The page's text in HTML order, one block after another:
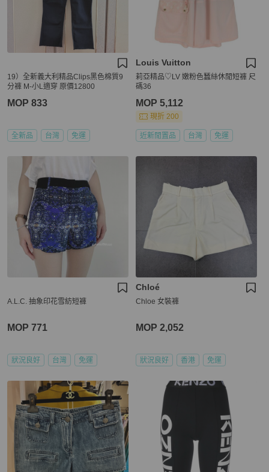
19）全新義大利精品Clips黑色棉質9
分褲 M-小L適穿 原價12800
MOP 833
全新品 台灣 免運
Louis Vuitton
莉亞精品♡LV 嫩粉色蠶絲休閒短褲 尺
碼36
MOP 5,112
現折 200
近新閒置品 台灣 免運
A.L.C. 抽象印花雪紡短褲
MOP 771
狀況良好 台灣 免運
Chloé
Chloe 女裝褲
MOP 2,052
狀況良好 香港 免運